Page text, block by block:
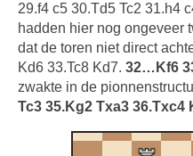
29.f4 c5 30.Td5 Tc2 31.h4
hadden hier nog ongeveer
dat de toren niet direct
Kd6 33.Tc8 Kd7. 32…Kf6
zwakte in de
Tc3 35.Kg2 Txa3 36.Txc4